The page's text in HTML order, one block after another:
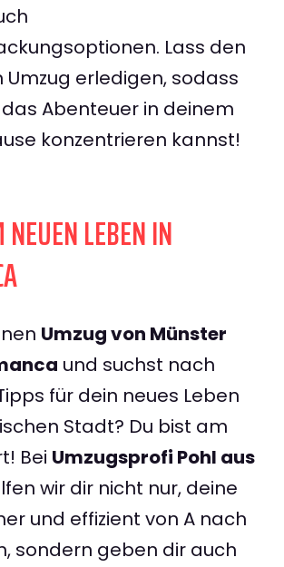
Lass den
Umzug erledigen, sodass
Abenteuer in deinem
konzentrieren kannst!
LEBEN IN
Umzug von Münster
und suchst nach
für dein neues Leben
Stadt? Du bist am
Bei Umzugsprofi Pohl aus
wir dir nicht nur, deine
und effizient von A nach
sondern geben dir auch